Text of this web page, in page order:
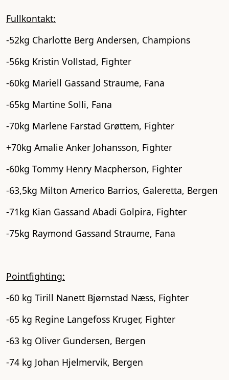
Fullkontakt:
-52kg Charlotte Berg Andersen, Champions
-56kg Kristin Vollstad, Fighter
-60kg Mariell Gassand Straume, Fana
-65kg Martine Solli, Fana
-70kg Marlene Farstad Grøttem, Fighter
+70kg Amalie Anker Johansson, Fighter
-60kg Tommy Henry Macpherson, Fighter
-63,5kg Milton Americo Barrios, Galeretta, Bergen
-71kg Kian Gassand Abadi Golpira, Fighter
-75kg Raymond Gassand Straume, Fana
Pointfighting:
-60 kg Tirill Nanett Bjørnstad Næss, Fighter
-65 kg Regine Langefoss Kruger, Fighter
-63 kg Oliver Gundersen, Bergen
-74 kg Johan Hjelmervik, Bergen